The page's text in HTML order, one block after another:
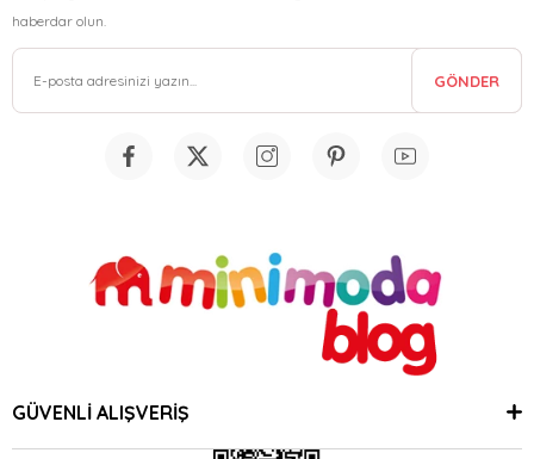
haberdar olun.
GÖNDER
GÜVENLİ ALIŞVERİŞ